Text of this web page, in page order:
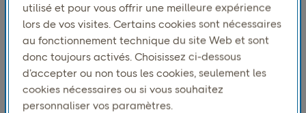
utilisé et pour vous offrir une meilleure expérience
lors de vos visites. Certains cookies sont nécessaires
au fonctionnement technique du site Web et sont
donc toujours activés. Choisissez ci-dessous
d’accepter ou non tous les cookies, seulement les
cookies nécessaires ou si vous souhaitez
personnaliser vos paramètres.